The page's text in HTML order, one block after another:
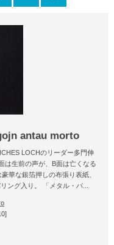
antau morto
LOCHのリーダー多門伸
は生前の声が、B面は亡くなる
華な銀箔押しの布張り表紙、
ング入り。 「メタル・パ...